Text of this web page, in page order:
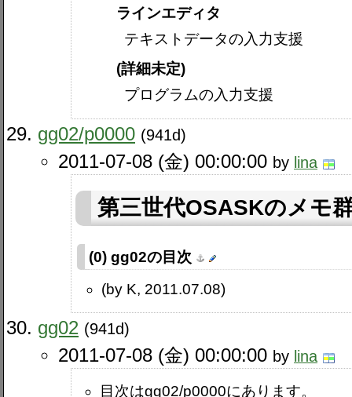
ラインエディタ
テキストデータの入力支援
(詳細未定)
プログラムの入力支援
gg02​/p0000 (941d)
2011-07-08 (金) 00:00:00 by lina
第三世代OSASKのメモ
(0) gg02の目次
(by K, 2011.07.08)
gg02 (941d)
2011-07-08 (金) 00:00:00 by lina
目次はgg02​/p0000にあります。